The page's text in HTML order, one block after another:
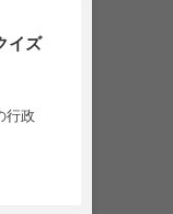
イズ
行政